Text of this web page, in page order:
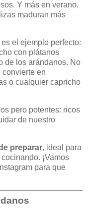
Y más en verano,
maduran más
es el ejemplo perfecto:
con plátanos
de los arándanos. No
en
o cualquier capricho
pero potentes: ricos
de nuestro
preparar, ideal para
¡Vamos
para que